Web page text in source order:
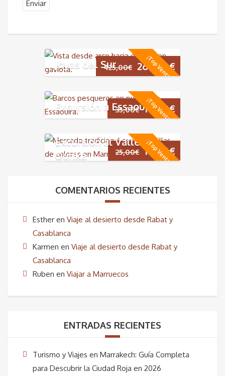
¡Top Ventas!
425,00€ El
original
425,00€.
265,00€
Joyas del Sur
¡Top Ventas!
35,00€ El
original
35,00€.
19,00€
Excursión a Essaouira
¡Top Ventas!
25,00€ El
original
18,00€
Excursión al Valle de
Ourika
COMENTARIOS RECIENTES
Esther en Viaje al desierto desde Rabat y
Casablanca
Karmen en Viaje al desierto desde Rabat y
Casablanca
Ruben en Viajar a Marruecos
ENTRADAS RECIENTES
Turismo y Viajes en Marrakech: Guía Completa
para Descubrir la Ciudad Roja en 2026